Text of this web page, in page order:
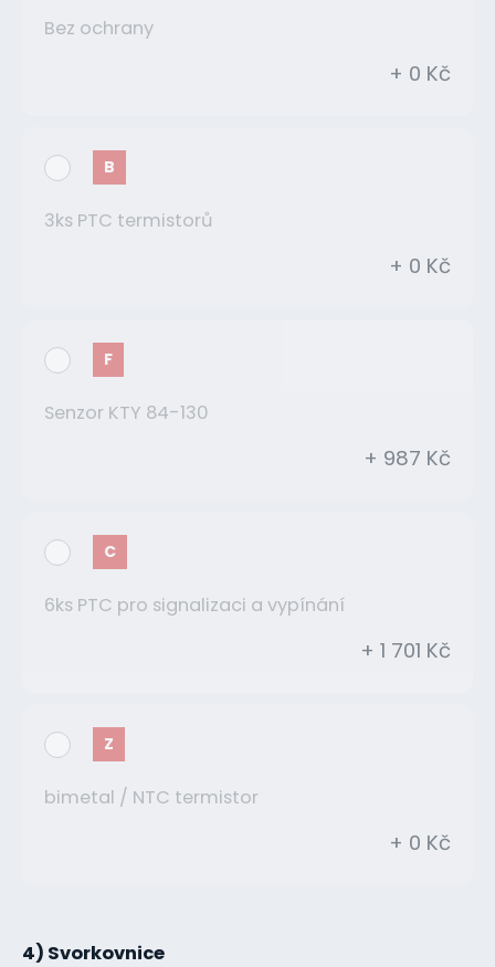
Bez ochrany
+ 0 Kč
B
3ks PTC termistorů
+ 0 Kč
F
Senzor KTY 84-130
+ 987 Kč
C
6ks PTC pro signalizaci a vypínání
+ 1 701 Kč
Z
bimetal / NTC termistor
+ 0 Kč
4) Svorkovnice